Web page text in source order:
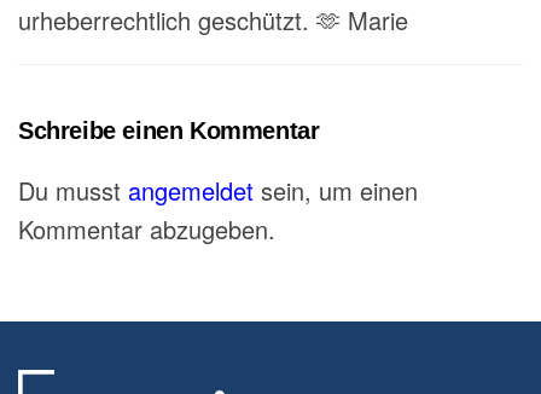
urheberrechtlich geschützt. 🫶 Marie
Schreibe einen Kommentar
Du musst angemeldet sein, um einen
Kommentar abzugeben.